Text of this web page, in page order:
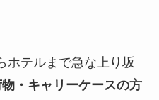
ホテルまで急な上り坂
・キャリーケースの方